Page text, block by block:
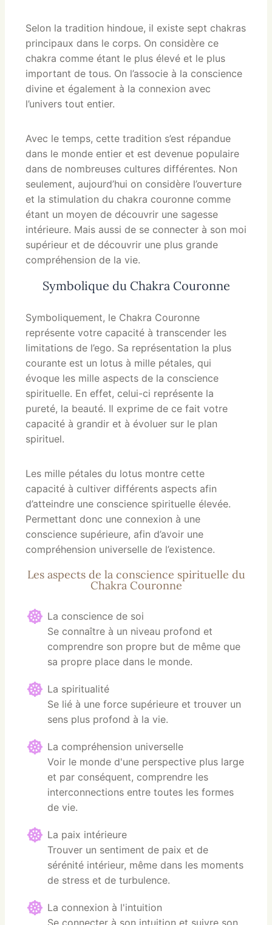
Selon la tradition hindoue, il existe sept chakras
principaux dans le corps. On considère ce
chakra comme étant le plus élevé et le plus
important de tous. On l’associe à la conscience
divine et également à la connexion avec
l’univers tout entier.
Avec le temps, cette tradition s’est répandue
dans le monde entier et est devenue populaire
dans de nombreuses cultures différentes. Non
seulement, aujourd’hui on considère l’ouverture
et la stimulation du chakra couronne comme
étant un moyen de découvrir une sagesse
intérieure. Mais aussi de se connecter à son moi
supérieur et de découvrir une plus grande
compréhension de la vie.
Symbolique du Chakra Couronne
Symboliquement, le Chakra Couronne
représente votre capacité à transcender les
limitations de l’ego. Sa représentation la plus
courante est un lotus à mille pétales, qui
évoque les mille aspects de la conscience
spirituelle. En effet, celui-ci représente la
pureté, la beauté. Il exprime de ce fait votre
capacité à grandir et à évoluer sur le plan
spirituel.
Les mille pétales du lotus montre cette
capacité à cultiver différents aspects afin
d’atteindre une conscience spirituelle élevée.
Permettant donc une connexion à une
conscience supérieure, afin d’avoir une
compréhension universelle de l’existence.
Les aspects de la conscience spirituelle du
Chakra Couronne
La conscience de soi
Se connaître à un niveau profond et
comprendre son propre but de même que
sa propre place dans le monde.
La spiritualité
Se lié à une force supérieure et trouver un
sens plus profond à la vie.
La compréhension universelle
Voir le monde d'une perspective plus large
et par conséquent, comprendre les
interconnections entre toutes les formes
de vie.
La paix intérieure
Trouver un sentiment de paix et de
sérénité intérieur, même dans les moments
de stress et de turbulence.
La connexion à l'intuition
Se connecter à son intuition et suivre son